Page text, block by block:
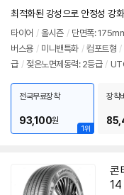
최적화된 강성으로 안정성 강
타이어 / 올시즌 / 단면폭:
버스용 / 미니밴특화 / 컴포트형 /
급 / 젖은노면제동력: 2등급 /
1위
전국무료장착
93,100원
장착
콘
14